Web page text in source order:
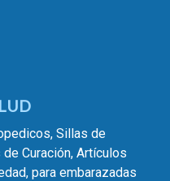
Sillas de
Curación, Artículos
para embarazadas